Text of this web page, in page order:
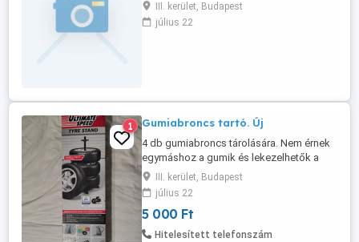
III. kerület, Budapest
július 22
1 Gumiabroncs tartó. Új
4 db gumiabroncs tárolására. Nem érnek
egymáshoz a gumik és lekezelhetők a
tároláshoz.
III. kerület, Budapest
július 22
5 000 Ft
Hitelesített telefonszám